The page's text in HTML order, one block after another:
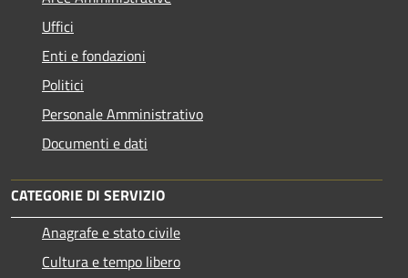
Uffici
Enti e fondazioni
Politici
Personale Amministrativo
Documenti e dati
CATEGORIE DI SERVIZIO
Anagrafe e stato civile
Cultura e tempo libero